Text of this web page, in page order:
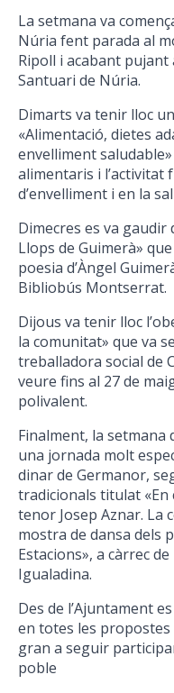
La setmana va
Núria fent parada al
Ripoll i acabant
Santuari de Núria.
Dimarts va tenir lloc
«Alimentació, dietes
envelliment
alimentaris i l’activitat
d’envelliment i en la
Dimecres es va
Llops de Guimerà»
poesia d’Àngel
Bibliobús Montserrat.
Dijous va tenir lloc
la comunitat» que va
treballadora social de
veure fins al 27 de
polivalent.
Finalment, la setmana
una jornada molt
dinar de Germanor,
tradicionals titulat «En
tenor Josep Aznar. La
mostra de dansa dels
Estacions», a càrrec
Igualadina.
Des de l’Ajuntament
en totes les
gran a seguir
poble